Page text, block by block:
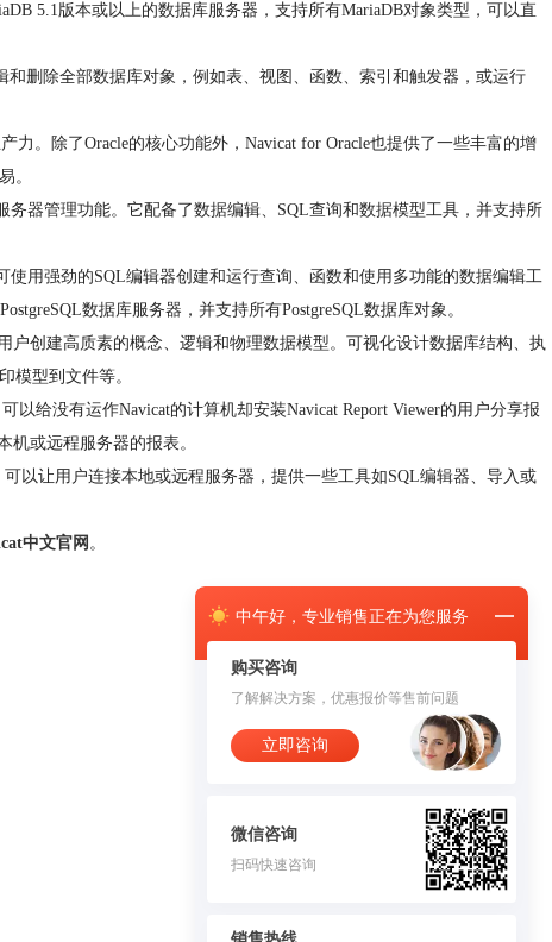
中午好， 专业销售正在为您服务
购买咨询
了解解决方案，优惠报价等售前问题
立即咨询
微信咨询
扫码快速咨询
5.1版本或以上的数据库服务器，支持所有MariaDB对象类型，可以直
删除全部数据库对象，例如表、视图、函数、索引和触发器，或运行
力。除了Oracle的核心功能外，Navicat for Oracle也提供了一些丰富的增
。
器管理功能。它配备了数据编辑、SQL查询和数据模型工具，并支持所
使用强劲的SQL编辑器创建和运行查询、函数和使用多功能的数据编辑工
数据库服务器，并支持所有PostgreSQL数据库对象。
户创建高质素的概念、逻辑和物理数据模型。可视化设计数据库结构、执
模型到文件等。
以给没有运作Navicat的计算机却安装Navicat Report Viewer的用户分享报
机或远程服务器的报表。
以让用户连接本地或远程服务器，提供一些工具如SQL编辑器、导入或
中文官网。